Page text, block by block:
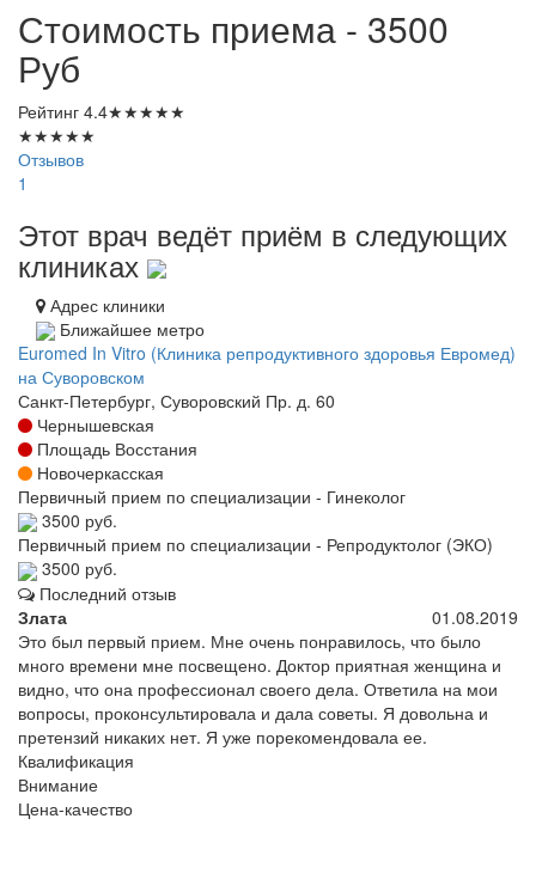
Стоимость приема - 3500
Руб
Рейтинг 4.4★★★★★
★★★★★
Отзывов
1
Этот врач ведёт приём в следующих
клиниках
Адрес клиники
Ближайшее метро
Euromed In Vitro (Клиника репродуктивного здоровья Евромед)
на Суворовском
Санкт-Петербург, Суворовский Пр. д. 60
Чернышевская
Площадь Восстания
Новочеркасская
Первичный прием по специализации - Гинеколог
3500 руб.
Первичный прием по специализации - Репродуктолог (ЭКО)
3500 руб.
Последний отзыв
Злата
01.08.2019
Это был первый прием. Мне очень понравилось, что было
много времени мне посвещено. Доктор приятная женщина и
видно, что она профессионал своего дела. Ответила на мои
вопросы, проконсультировала и дала советы. Я довольна и
претензий никаких нет. Я уже порекомендовала ее.
Квалификация
Внимание
Цена-качество